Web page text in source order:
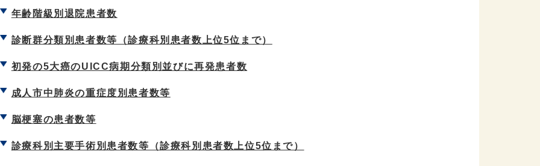
年齢階級別退院患者数
診断群分類別患者数等（診療科別患者数上位5位まで）
初発の5大癌のUICC病期分類別並びに再発患者数
成人市中肺炎の重症度別患者数等
脳梗塞の患者数等
診療科別主要手術別患者数等（診療科別患者数上位5位まで）